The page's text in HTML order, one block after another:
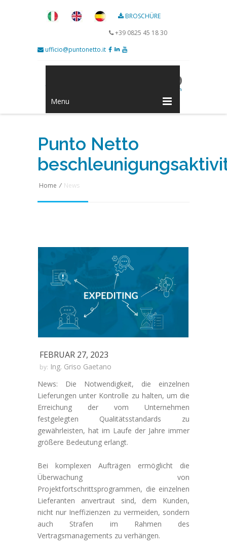
BROSCHÜRE
+39 0825 45 18 30
ufficio@puntonetto.it
Menu
Punto Netto
Home / News
FEBRUAR 27, 2023
by: Ing. Griso Gaetano
News: Die Notwendigkeit, die einzelnen
Lieferungen unter Kontrolle zu halten, um die
Erreichung der vom Unternehmen
festgelegten Qualitätsstandards zu
gewährleisten, hat im Laufe der Jahre immer
größere Bedeutung erlangt.
Bei komplexen Aufträgen ermöglicht die
Überwachung von
Projektfortschrittsprogrammen, die einzelnen
Lieferanten anvertraut sind, dem Kunden,
nicht nur Ineffizienzen zu vermeiden, sondern
auch Strafen im Rahmen des
Vertragsmanagements zu verhängen.